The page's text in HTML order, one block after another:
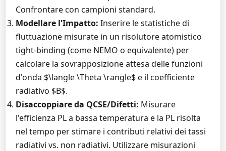
Confrontare con campioni standard.
Modellare l'Impatto: Inserire le statistiche di
fluttuazione misurate in un risolutore atomistico
tight-binding (come NEMO o equivalente) per
calcolare la sovrapposizione attesa delle funzioni
d'onda $\langle \Theta \rangle$ e il coefficiente
radiativo $B$.
Disaccoppiare da QCSE/Difetti: Misurare
l'efficienza PL a bassa temperatura e la PL risolta
nel tempo per stimare i contributi relativi dei tassi
radiativi vs. non radiativi. Utilizzare misurazioni